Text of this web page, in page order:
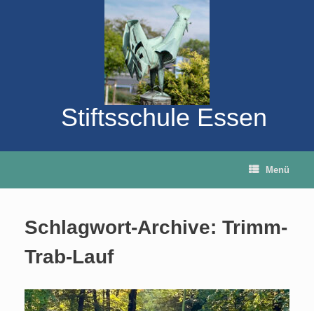
Stiftsschule Essen
Menü
Schlagwort-Archive: Trimm-
Trab-Lauf